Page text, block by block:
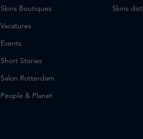
Skins Boutiques
Vacatures
Events
Short Stories
Salon Rotterdam
People & Planet
Skins